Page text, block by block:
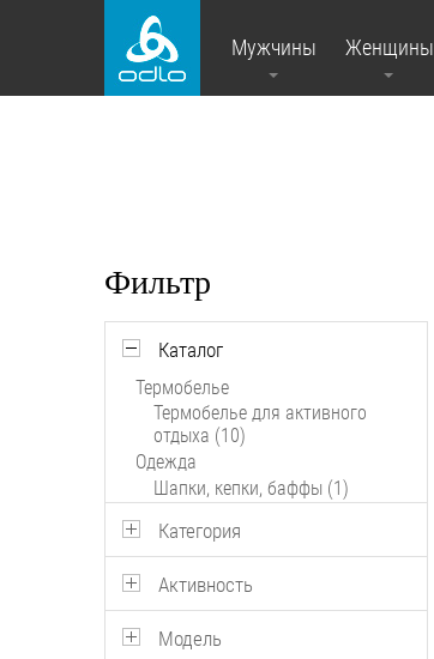
Мужчины Женщины
Фильтр
Каталог
Термобелье
Термобелье для активного
отдыха (10)
Одежда
Шапки, кепки, баффы (1)
Категория
Активность
Модель